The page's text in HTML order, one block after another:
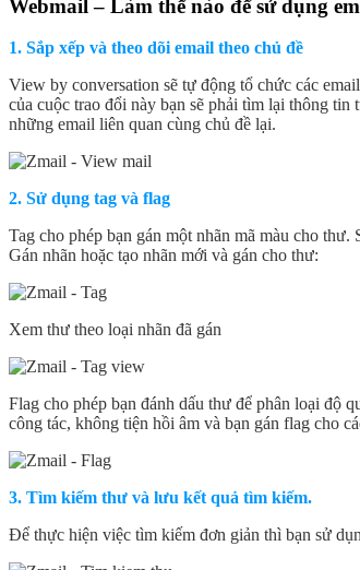
Webmail – Làm thế nào để sử dụng
1. Sắp xếp và theo dõi email theo chủ đề
View by conversation sẽ tự động tổ chức các
của cuộc trao đổi này bạn sẽ phải tìm lại thông
những email liên quan cùng chủ đề lại.
2. Sử dụng tag và flag
Tag cho phép bạn gán một nhãn mã màu cho
Gán nhãn hoặc tạo nhãn mới và gán cho thư:
Xem thư theo loại nhãn đã gán
Flag cho phép bạn đánh dấu thư để phân loại độ
công tác, không tiện hồi âm và bạn gán flag cho
3. Tìm kiếm thư và lưu kết quả tìm kiếm.
Để thực hiện việc tìm kiếm đơn giản thì bạn sử